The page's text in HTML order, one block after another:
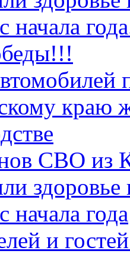
начала
краю
СВО из
начала года
и